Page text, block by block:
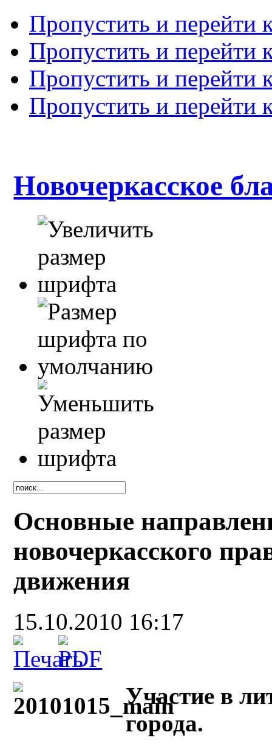
Пропустить и перейти
Пропустить и перейти
Пропустить и перейти
Пропустить и перейти
Новочеркасское
Основные
новочеркасского
движения
15.10.2010 16:17
Участие в
города.